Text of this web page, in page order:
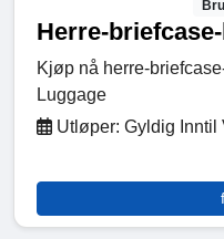
Herre-
Kjøp nå herre-
Luggage
Utløper: Gyldig Inntil